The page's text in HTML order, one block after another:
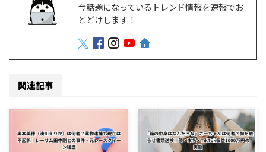
今話題になっているトレンド情報を速報でお
とどけします！
関連記事